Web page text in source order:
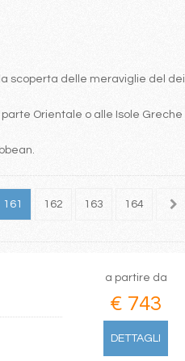
scoperta delle meraviglie del dei
Orientale o alle Isole Greche
161 162 163 164 165
a partire da
€ 743
DETTAGLI